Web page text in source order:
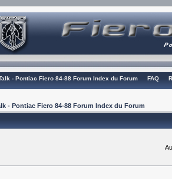
- Pontiac Fiero 84-88 Forum Index du Forum FAQ
- Pontiac Fiero 84-88 Forum Index du Forum